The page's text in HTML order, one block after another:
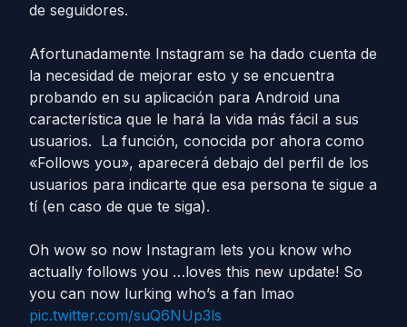
de seguidores.
Afortunadamente Instagram se ha dado cuenta de
la necesidad de mejorar esto y se encuentra
probando en su aplicación para Android una
característica que le hará la vida más fácil a sus
usuarios. La función, conocida por ahora como
«Follows you», aparecerá debajo del perfil de los
usuarios para indicarte que esa persona te sigue a
tí (en caso de que te siga).
Oh wow so now Instagram lets you know who
actually follows you …loves this new update! So
you can now lurking who’s a fan lmao
pic.twitter.com/suQ6NUp3ls